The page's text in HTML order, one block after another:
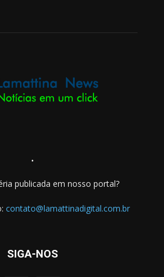
.
publicada em nosso portal?
contato@lamattinadigital.com.br
SIGA-NOS